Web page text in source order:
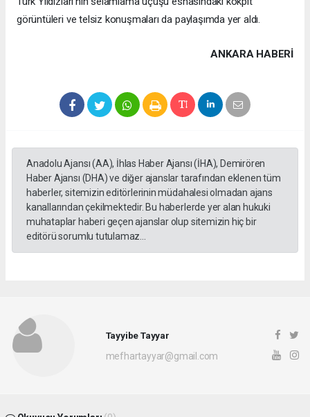
görüntüleri ve telsiz konuşmaları da paylaşımda yer aldı.
ANKARA HABERİ
Anadolu Ajansı (AA), İhlas Haber Ajansı (İHA), Demirören
Haber Ajansı (DHA) ve diğer ajanslar tarafından eklenen tüm
haberler, sitemizin editörlerinin müdahalesi olmadan ajans
kanallarından çekilmektedir. Bu haberlerde yer alan hukuki
muhataplar haberi geçen ajanslar olup sitemizin hiç bir
editörü sorumlu tutulamaz...
Tayyibe Tayyar
mefhartayyar@gmail.com